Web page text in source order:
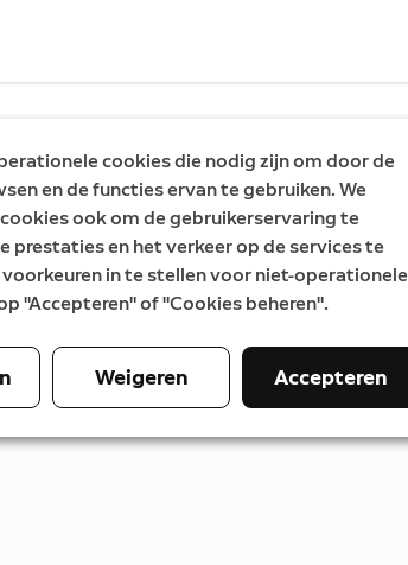
cookies die nodig zijn om door de
en de functies ervan te gebruiken. We
ook om de gebruikerservaring te
prestaties en het verkeer op de services te
voorkeuren in te stellen voor niet-operationele
"Accepteren" of "Cookies beheren".
Weigeren Accepteren